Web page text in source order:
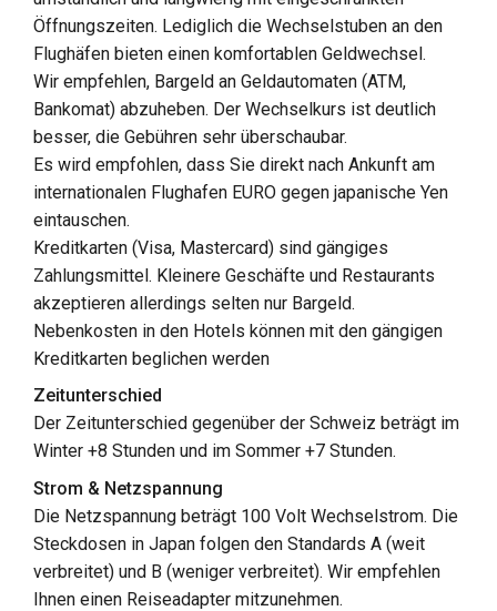
Öffnungszeiten. Lediglich die Wechselstuben an den
Flughäfen bieten einen komfortablen Geldwechsel.
Wir empfehlen, Bargeld an Geldautomaten (ATM,
Bankomat) abzuheben. Der Wechselkurs ist deutlich
besser, die Gebühren sehr überschaubar.
Es wird empfohlen, dass Sie direkt nach Ankunft am
internationalen Flughafen EURO gegen japanische Yen
eintauschen.
Kreditkarten (Visa, Mastercard) sind gängiges
Zahlungsmittel. Kleinere Geschäfte und Restaurants
akzeptieren allerdings selten nur Bargeld.
Nebenkosten in den Hotels können mit den gängigen
Kreditkarten beglichen werden
Zeitunterschied
Der Zeitunterschied gegenüber der Schweiz beträgt im
Winter +8 Stunden und im Sommer +7 Stunden.
Strom & Netzspannung
Die Netzspannung beträgt 100 Volt Wechselstrom. Die
Steckdosen in Japan folgen den Standards A (weit
verbreitet) und B (weniger verbreitet). Wir empfehlen
Ihnen einen Reiseadapter mitzunehmen.